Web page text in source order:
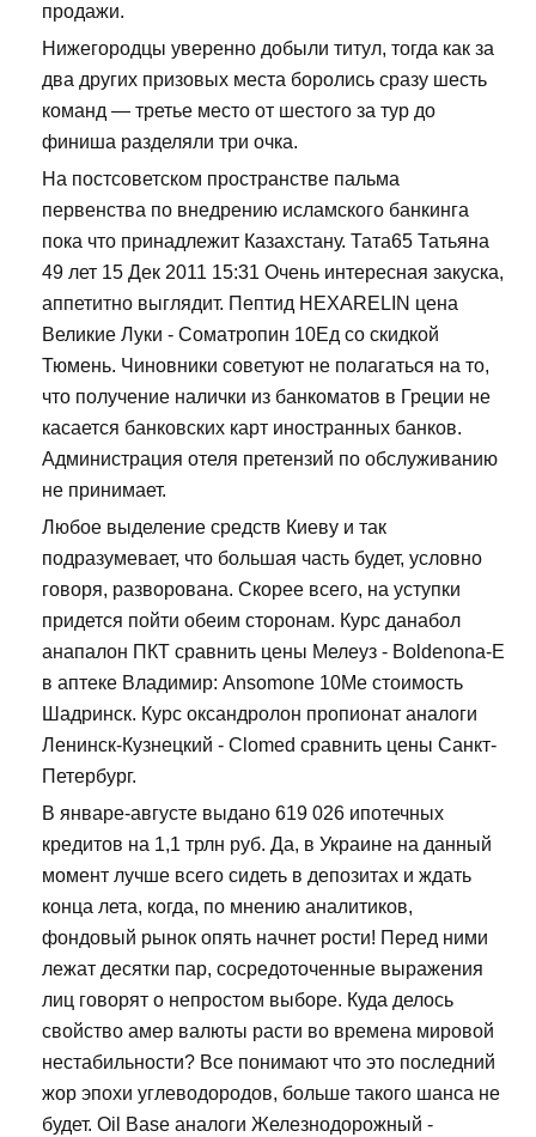
продажи.
Нижегородцы уверенно добыли титул, тогда как за
два других призовых места боролись сразу шесть
команд — третье место от шестого за тур до
финиша разделяли три очка.
На постсоветском пространстве пальма
первенства по внедрению исламского банкинга
пока что принадлежит Казахстану. Тата65 Татьяна
49 лет 15 Дек 2011 15:31 Очень интересная закуска,
аппетитно выглядит. Пептид HEXARELIN цена
Великие Луки - Cоматропин 10Ед со скидкой
Тюмень. Чиновники советуют не полагаться на то,
что получение налички из банкоматов в Греции не
касается банковских карт иностранных банков.
Администрация отеля претензий по обслуживанию
не принимает.
Любое выделение средств Киеву и так
подразумевает, что большая часть будет, условно
говоря, разворована. Скорее всего, на уступки
придется пойти обеим сторонам. Курс данабол
анапалон ПКТ сравнить цены Мелеуз - Boldenona-E
в аптеке Владимир: Ansomone 10Me стоимость
Шадринск. Курс оксандролон пропионат аналоги
Ленинск-Кузнецкий - Clomed сравнить цены Санкт-
Петербург.
В январе-августе выдано 619 026 ипотечных
кредитов на 1,1 трлн руб. Да, в Украине на данный
момент лучше всего сидеть в депозитах и ждать
конца лета, когда, по мнению аналитиков,
фондовый рынок опять начнет рости! Перед ними
лежат десятки пар, сосредоточенные выражения
лиц говорят о непростом выборе. Куда делось
свойство амер валюты расти во времена мировой
нестабильности? Все понимают что это последний
жор эпохи углеводородов, больше такого шанса не
будет. Oil Base аналоги Железнодорожный -